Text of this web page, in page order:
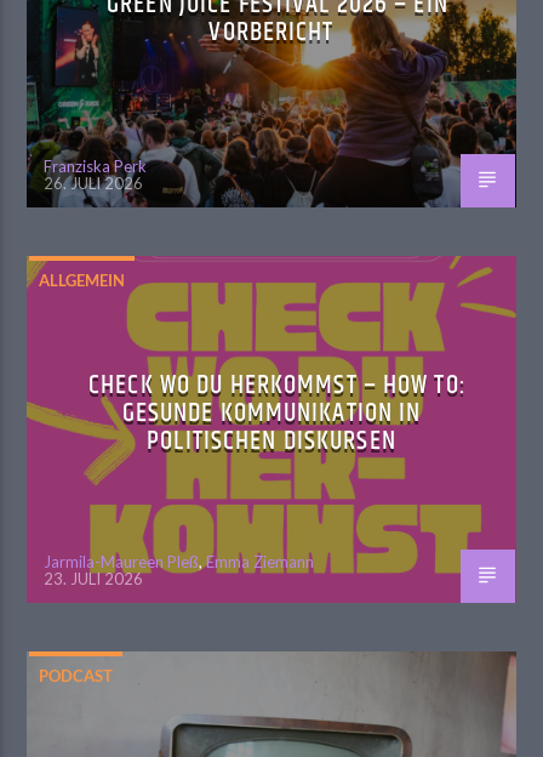
VORBERICHT
Franziska Perk
26. JULI 2026
ALLGEMEIN
CHECK WO DU HERKOMMST – HOW TO:
GESUNDE KOMMUNIKATION IN
POLITISCHEN DISKURSEN
Jarmila-Maureen Pleß,Emma Ziemann
23. JULI 2026
PODCAST